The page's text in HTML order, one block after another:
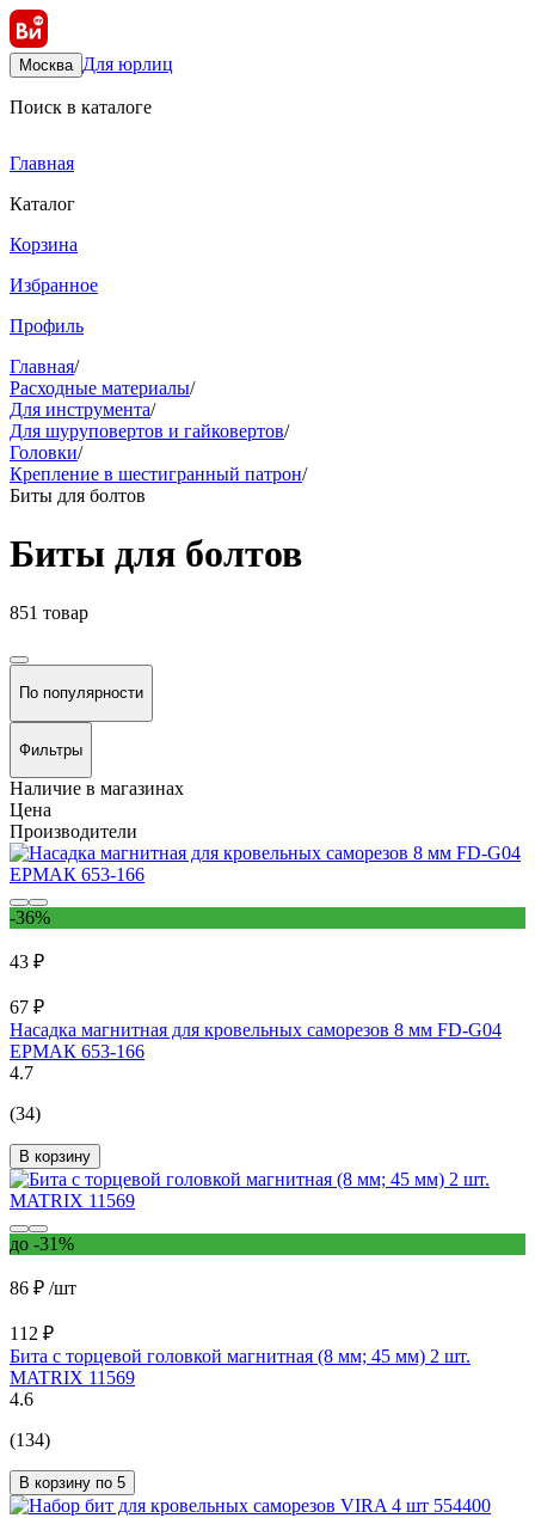
Москва Для юрлиц
Поиск в каталоге
Главная
Каталог
Корзина
Избранное
Профиль
Главная/
Расходные материалы/
Для инструмента/
Для шуруповертов и гайковертов/
Головки/
Крепление в шестигранный патрон/
Биты для болтов
Биты для болтов
851 товар
По популярности
Фильтры
Наличие в магазинах
Цена
Производители
-36%
43 ₽
67 ₽
Насадка магнитная для кровельных саморезов 8 мм FD-G04
ЕРМАК 653-166
4.7
(34)
В корзину
до -31%
86 ₽ /шт
112 ₽
Бита с торцевой головкой магнитная (8 мм; 45 мм) 2 шт.
MATRIX 11569
4.6
(134)
В корзину по 5